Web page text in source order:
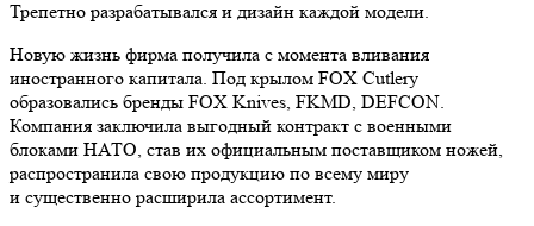
Трепетно разрабатывался и дизайн каждой модели.
Новую жизнь фирма получила с момента вливания
иностранного капитала. Под крылом FOX Cutlery
образовались бренды FOX Knives, FKMD, DEFCON.
Компания заключила выгодный контракт с военными
блоками НАТО, став их официальным поставщиком ножей,
распространила свою продукцию по всему миру
и существенно расширила ассортимент.